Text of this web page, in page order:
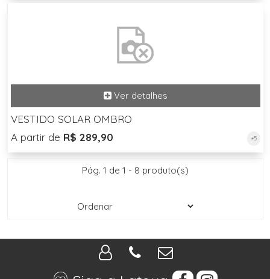
VESTIDO SOLAR OMBRO
A partir de R$ 289,90 +5
Pág. 1 de 1 - 8 produto(s)